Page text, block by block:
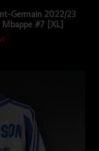
Germain 2022/23
Mbappe #7 [XL]